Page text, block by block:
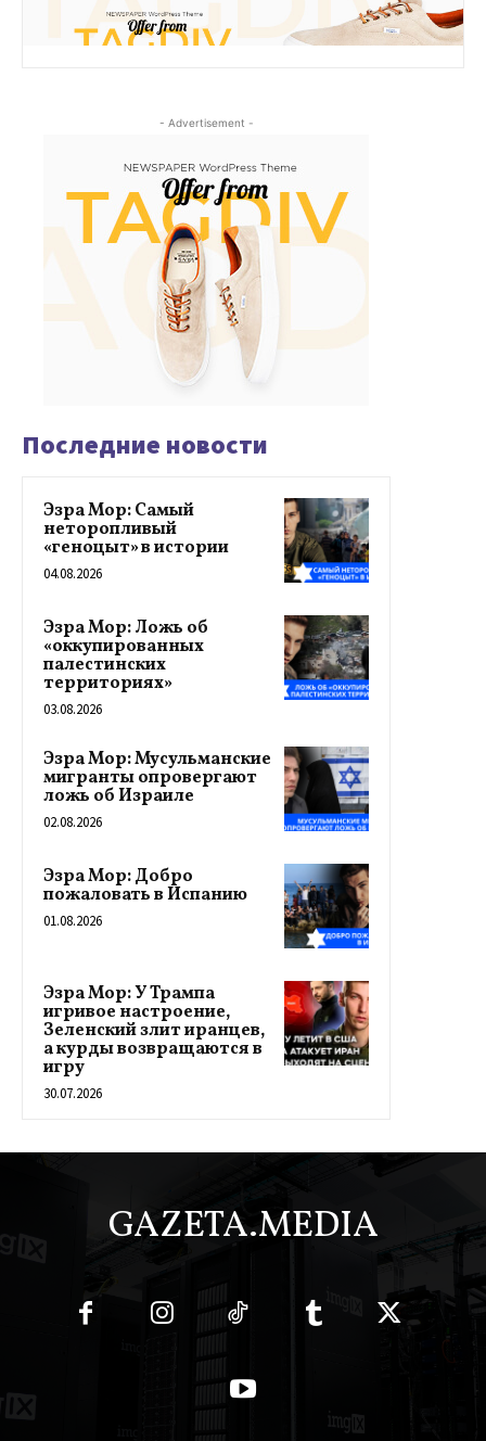
- Advertisement -
Последние новости
Эзра Мор: Самый
неторопливый
«геноцыт» в истории
04.08.2026
Эзра Мор: Ложь об
«оккупированных
палестинских
территориях»
03.08.2026
Эзра Мор: Мусульманские
мигранты опровергают
ложь об Израиле
02.08.2026
Эзра Мор: Добро
пожаловать в Испанию
01.08.2026
Эзра Мор: У Трампа
игривое настроение,
Зеленский злит иранцев,
а курды возвращаются в
игру
30.07.2026
GAZETA.MEDIA